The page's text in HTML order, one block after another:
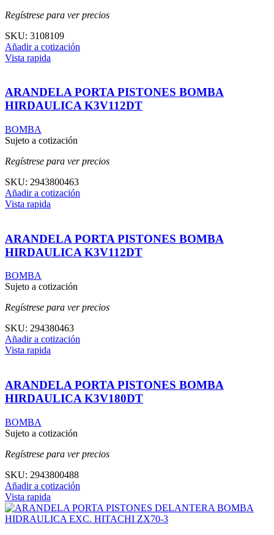
Regístrese para ver precios
SKU: 3108109
Añadir a cotización
Vista rapida
ARANDELA PORTA PISTONES BOMBA
HIRDAULICA K3V112DT
BOMBA
Sujeto a cotización
Regístrese para ver precios
SKU: 2943800463
Añadir a cotización
Vista rapida
ARANDELA PORTA PISTONES BOMBA
HIRDAULICA K3V112DT
BOMBA
Sujeto a cotización
Regístrese para ver precios
SKU: 294380463
Añadir a cotización
Vista rapida
ARANDELA PORTA PISTONES BOMBA
HIRDAULICA K3V180DT
BOMBA
Sujeto a cotización
Regístrese para ver precios
SKU: 2943800488
Añadir a cotización
Vista rapida